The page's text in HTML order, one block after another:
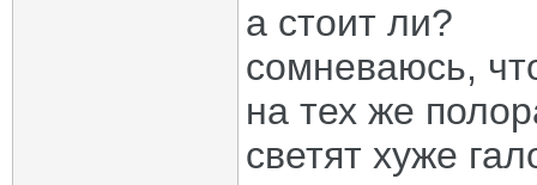
а стоит ли?
сомневаюсь,
на тех же
светят хуже